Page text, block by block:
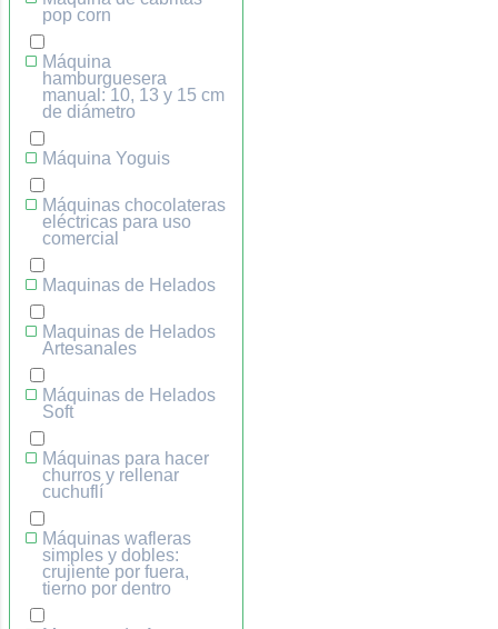
pop corn
Máquina
hamburguesera
manual: 10, 13 y 15 cm
de diámetro
Máquina Yoguis
Máquinas chocolateras
eléctricas para uso
comercial
Maquinas de Helados
Maquinas de Helados
Artesanales
Máquinas de Helados
Soft
Máquinas para hacer
churros y rellenar
cuchuflí
Máquinas wafleras
simples y dobles:
crujiente por fuera,
tierno por dentro